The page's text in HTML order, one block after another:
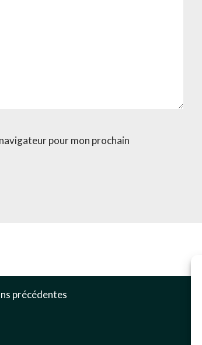
pour mon prochain
précédentes